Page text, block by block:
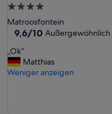
4.0-
Sterne-
Unterkunft
Matroosfontein
9.6
10,
Außergewöhnlich,
(1.007
9,6/10 Außergewöhnlich
O
k
„Ok“
Matthias
Weniger anzeigen